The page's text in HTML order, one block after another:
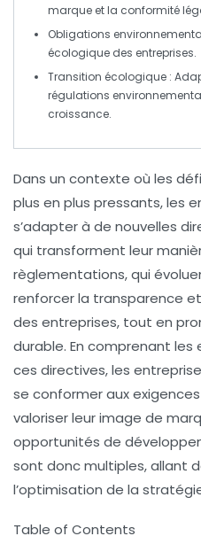
marque et la conformité
Obligations
écologique des entreprises.
Transition écologique :
régulations
croissance.
Dans un contexte où les
plus en plus pressants, les
s’adapter à de nouvelles
qui transforment leur
règlementations, qui
renforcer la transparence
des entreprises, tout en
durable. En comprenant
ces directives, les
se conformer aux
valoriser leur image de
opportunités de
sont donc multiples, allant
l’optimisation de la
Table of Contents